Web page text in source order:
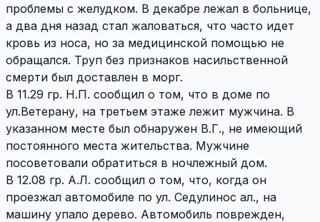
проблемы с желудком. В декабре лежал в больнице,
а два дня назад стал жаловаться, что часто идет
кровь из носа, но за медицинской помощью не
обращался. Труп без признаков насильственной
смерти был доставлен в морг.
В 11.29 гр. Н.П. сообщил о том, что в доме по
ул.Ветерану, на третьем этаже лежит мужчина. В
указанном месте был обнаружен В.Г., не имеющий
постоянного места жительства. Мужчине
посоветовали обратиться в ночлежный дом.
В 12.08 гр. А.Л. сообщил о том, что, когда он
проезжал автомобиле по ул. Седулинос ал., на
машину упало дерево. Автомобиль поврежден,